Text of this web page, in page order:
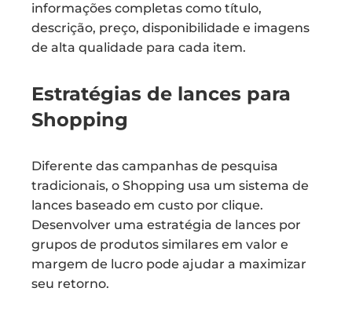
informações completas como título,
descrição, preço, disponibilidade e imagens
de alta qualidade para cada item.
Estratégias de lances para
Shopping
Diferente das campanhas de pesquisa
tradicionais, o Shopping usa um sistema de
lances baseado em custo por clique.
Desenvolver uma estratégia de lances por
grupos de produtos similares em valor e
margem de lucro pode ajudar a maximizar
seu retorno.